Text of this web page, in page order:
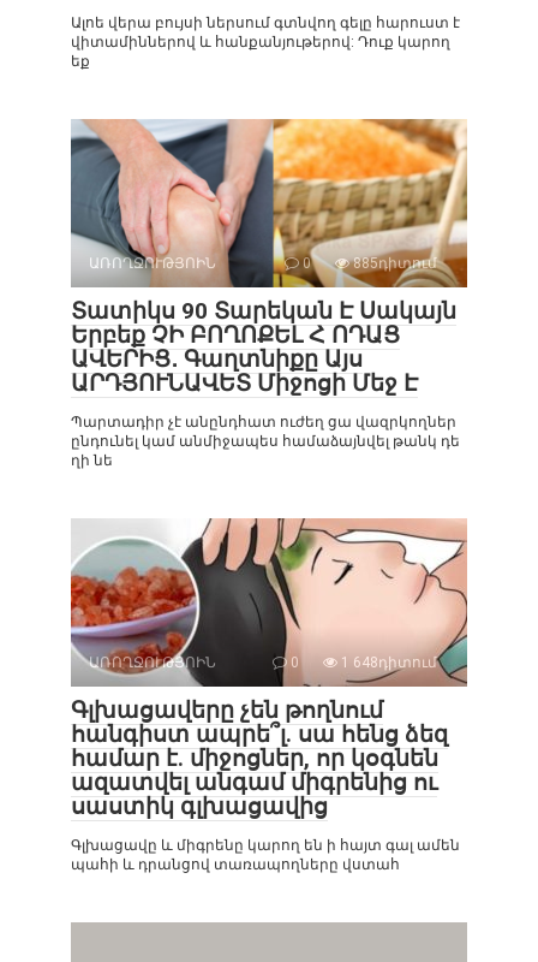
Ալոե վերա բույսի ներսում գտնվող գելը հարուստ է
վիտամիններով և հանքանյութերով: Դուք կարող
եք
ԱՌՈՂՋՈՒԹՅՈԻՆ 0 885դիտում
Տատիկս 90 Տարեկան Է Սակայն
Երբեք ՉԻ ԲՈՂՈՔԵԼ Հ ՈԴԱՑ
ԱՎԵՐԻՑ․ Գաղտնիքը Այս
ԱՐԴՅՈՒՆԱՎԵՏ Միջոցի Մեջ Է
Պարտադիր չէ անընդհատ ուժեղ ցա վազրկողներ
ընդունել կամ անմիջապես համաձայնվել թանկ դե
ղի նե
ԱՌՈՂՋՈՒԹՅՈԻՆ 0 1 648դիտում
Գլխացավերը չեն թողնում
հանգիստ ապրե՞լ. սա հենց ձեզ
համար է. միջոցներ, որ կօգնեն
ազատվել անգամ միգրենից ու
սաստիկ գլխացավից
Գլխացավը և միգրենը կարող են ի հայտ գալ ամեն
պահի և դրանցով տառապողները վստահ